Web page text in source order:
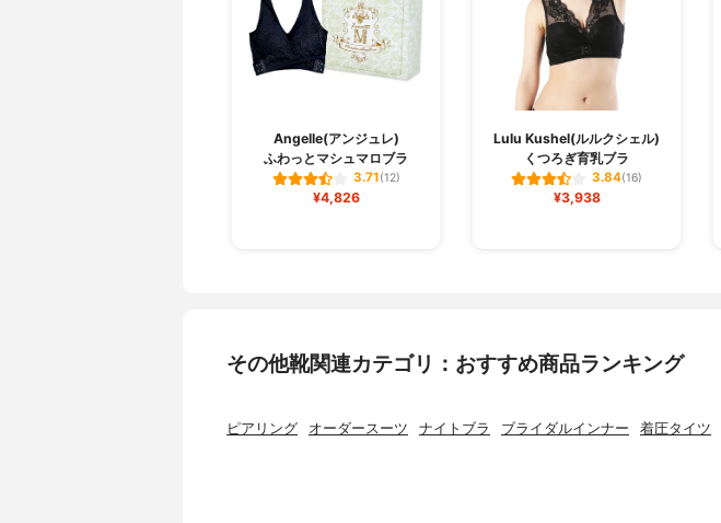
Angelle(アンジュレ)
ふわっとマシュマロブラ
3.71(12)
¥4,826
Lulu Kushel(ルルクシェル)
くつろぎ育乳ブラ
3.84(16)
¥3,938
その他靴関連カテゴリ：おすすめ商品ランキング
ピアリング オーダースーツ ナイトブラ ブライダルインナー 着圧タイツ